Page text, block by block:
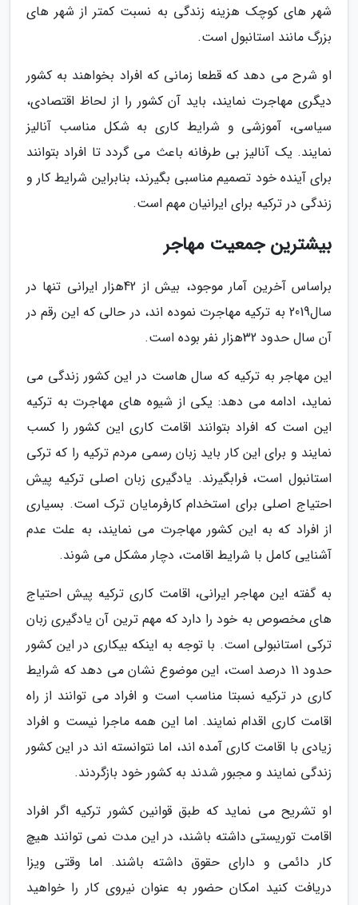
شهر های کوچک هزینه زندگی به نسبت کمتر از شهر های
بزرگ مانند استانبول است.
او شرح می دهد که قطعا زمانی که افراد بخواهند به کشور
دیگری مهاجرت نمایند، باید آن کشور را از لحاظ اقتصادی،
سیاسی، آموزشی و شرایط کاری به شکل مناسب آنالیز
نمایند. یک آنالیز بی طرفانه باعث می گردد تا افراد بتوانند
برای آینده خود تصمیم مناسبی بگیرند، بنابراین شرایط کار و
زندگی در ترکیه برای ایرانیان مهم است.
بیشترین جمعیت مهاجر
براساس آخرین آمار موجود، بیش از 42هزار ایرانی تنها در
سال2019 به ترکیه مهاجرت نموده اند، در حالی که این رقم در
آن سال حدود 32هزار نفر بوده است.
این مهاجر به ترکیه که سال هاست در این کشور زندگی می
نماید، ادامه می دهد: یکی از شیوه های مهاجرت به ترکیه
این است که افراد بتوانند اقامت کاری این کشور را کسب
نمایند و برای این کار باید زبان رسمی مردم ترکیه را که ترکی
استانبول است، فرابگیرند. یادگیری زبان اصلی ترکیه پیش
احتیاج اصلی برای استخدام کارفرمایان ترک است. بسیاری
از افراد که به این کشور مهاجرت می نمایند، به علت عدم
آشنایی کامل با شرایط اقامت، دچار مشکل می شوند.
به گفته این مهاجر ایرانی، اقامت کاری ترکیه پیش احتیاج
های مخصوص به خود را دارد که مهم ترین آن یادگیری زبان
ترکی استانبولی است. با توجه به اینکه بیکاری در این کشور
حدود 11 درصد است، این موضوع نشان می دهد که شرایط
کاری در ترکیه نسبتا مناسب است و افراد می توانند از راه
اقامت کاری اقدام نمایند. اما این همه ماجرا نیست و افراد
زیادی با اقامت کاری آمده اند، اما نتوانسته اند در این کشور
زندگی نمایند و مجبور شدند به کشور خود بازگردند.
او تشریح می نماید که طبق قوانین کشور ترکیه اگر افراد
اقامت توریستی داشته باشند، در این مدت نمی توانند هیچ
کار دائمی و دارای حقوق داشته باشند. اما وقتی ویزا
دریافت کنید امکان حضور به عنوان نیروی کار را خواهید